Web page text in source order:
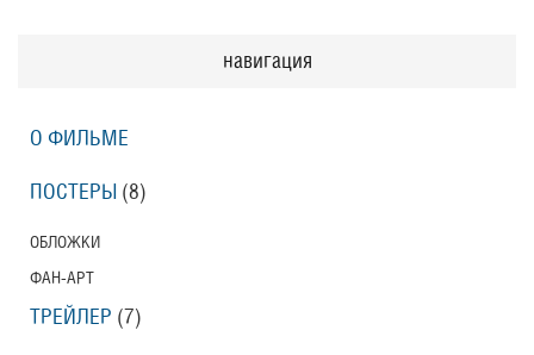
навигация
О ФИЛЬМЕ
ПОСТЕРЫ (8)
ОБЛОЖКИ
ФАН-АРТ
ТРЕЙЛЕР (7)